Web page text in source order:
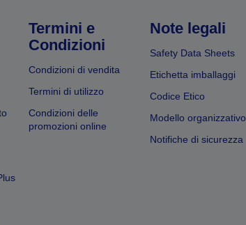
Termini e
Condizioni
Condizioni di vendita
Termini di utilizzo
Condizioni delle
promozioni online
Note legali
Safety Data Sheets
Etichetta imballaggi
Codice Etico
Modello organizzativo
Notifiche di sicurezza